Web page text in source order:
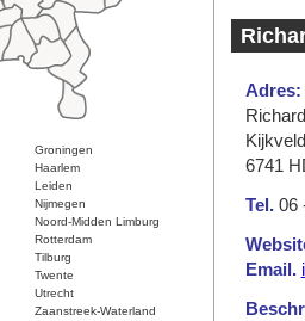
Groningen
Haarlem
Leiden
Nijmegen
Noord-Midden Limburg
Rotterdam
Tilburg
Twente
Utrecht
Zaanstreek-Waterland
Adres:
6741
Tel.06
Email.